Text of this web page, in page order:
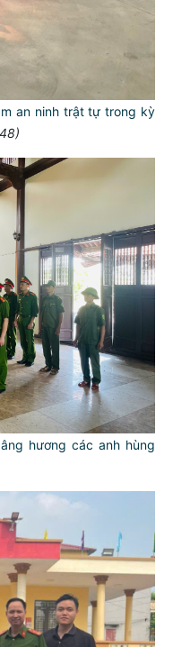
an ninh trật tự trong kỳ
hương các anh hùng